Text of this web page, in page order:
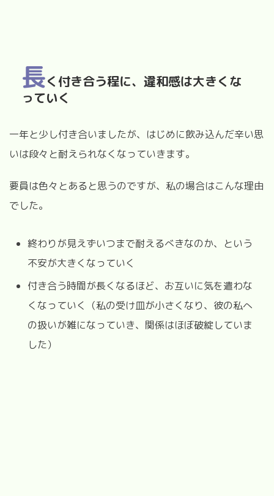
長く付き合う程に、違和感は大きくな
っていく
一年と少し付き合いましたが、はじめに飲み込んだ辛い思
いは段々と耐えられなくなっていきます。
要員は色々とあると思うのですが、私の場合はこんな理由
でした。
終わりが見えずいつまで耐えるべきなのか、という
不安が大きくなっていく
付き合う時間が長くなるほど、お互いに気を遣わな
くなっていく（私の受け皿が小さくなり、彼の私へ
の扱いが雑になっていき、関係はほぼ破綻していま
した）